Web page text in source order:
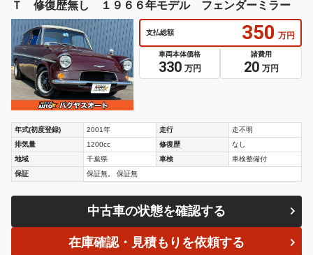
Ｔ 修復歴無し １９６６年モデル フェンダーミラー
支払総額 350 万円
車両本体価格
330 万円
諸費用
20 万円
年式(初度登録) 2001年 走行
走不明
排気量
1200cc 修復歴
なし
地域
千葉県 車検
車検整備付
保証
保証無。 保証無
中古車の状態を確認する
在庫確認・見積もりを依頼する